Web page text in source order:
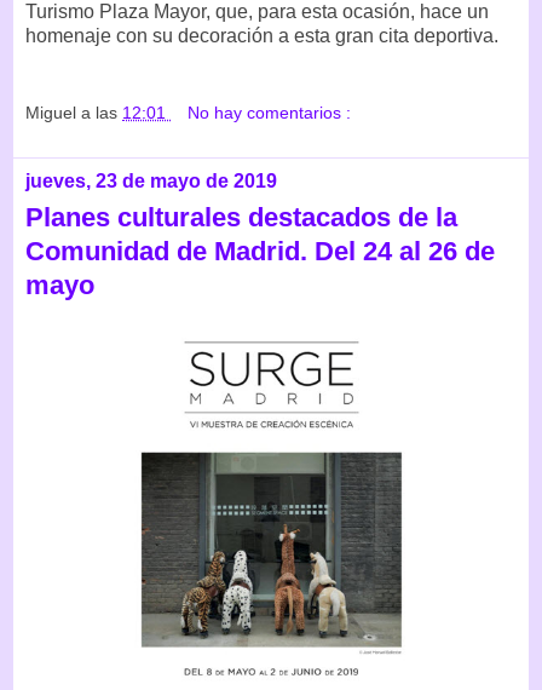
Turismo Plaza Mayor, que, para esta ocasión, hace un
homenaje con su decoración a esta gran cita deportiva.
Miguel a las 12:01 No hay comentarios :
jueves, 23 de mayo de 2019
Planes culturales destacados de la
Comunidad de Madrid. Del 24 al 26 de
mayo